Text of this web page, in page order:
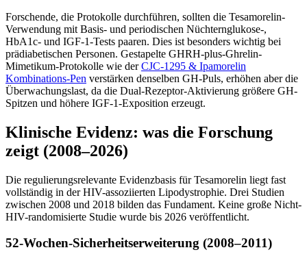
Forschende, die Protokolle durchführen, sollten die Tesamorelin-
Verwendung mit Basis- und periodischen Nüchternglukose-,
HbA1c- und IGF-1-Tests paaren. Dies ist besonders wichtig bei
prädiabetischen Personen. Gestapelte GHRH-plus-Ghrelin-
Mimetikum-Protokolle wie derCJC-1295 & Ipamorelin
Kombinations-Pen verstärken denselben GH-Puls, erhöhen aber die
Überwachungslast, da die Dual-Rezeptor-Aktivierung größere GH-
Spitzen und höhere IGF-1-Exposition erzeugt.
Klinische Evidenz: was die Forschung
zeigt (2008–2026)
Die regulierungsrelevante Evidenzbasis für Tesamorelin liegt fast
vollständig in der HIV-assoziierten Lipodystrophie. Drei Studien
zwischen 2008 und 2018 bilden das Fundament. Keine große Nicht-
HIV-randomisierte Studie wurde bis 2026 veröffentlicht.
52-Wochen-Sicherheitserweiterung (2008–2011)